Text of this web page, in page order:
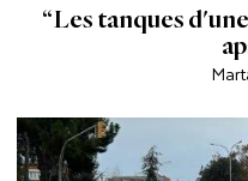
“Les tanques